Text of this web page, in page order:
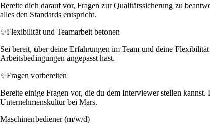
Bereite dich darauf vor, Fragen zur Qualitätssicherung zu
alles den Standards entspricht.
✨Flexibilität und Teamarbeit betonen
Sei bereit, über deine Erfahrungen im Team und deine
Arbeitsbedingungen angepasst hast.
✨Fragen vorbereiten
Bereite einige Fragen vor, die du dem Interviewer stellen
Unternehmenskultur bei Mars.
Maschinenbediener (m/w/d)